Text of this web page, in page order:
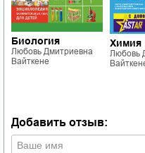
Биология
Любовь Дмитриевна
Вайткене
Химия
Любовь
Добавить отзыв: